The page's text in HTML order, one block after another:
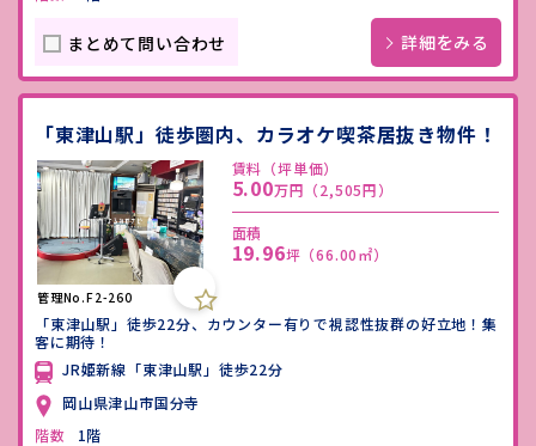
まとめて問い合わせ 詳細をみる
「東津山駅」徒歩圏内、カラオケ喫茶居抜き物件！
管理No.F2-260
賃料（坪単価）
5.00万円 （2,505円）
面積
19.96坪 （66.00㎡）
「東津山駅」徒歩22分、カウンター有りで視認性抜群の好立地！集
客に期待！
JR姫新線「東津山駅」徒歩22分
岡山県津山市国分寺
階数
1階